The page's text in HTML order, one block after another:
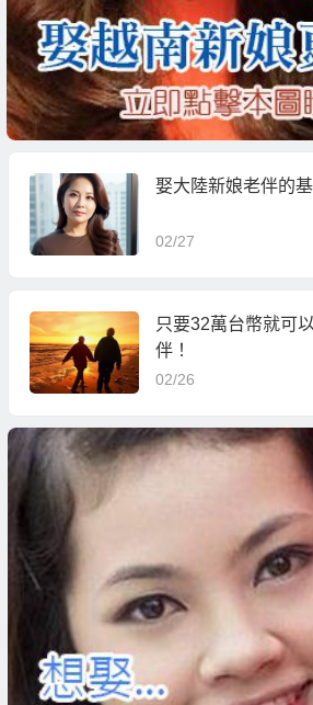
娶大陸新娘老伴的
02/27
只要32萬台幣就可
伴！
02/26